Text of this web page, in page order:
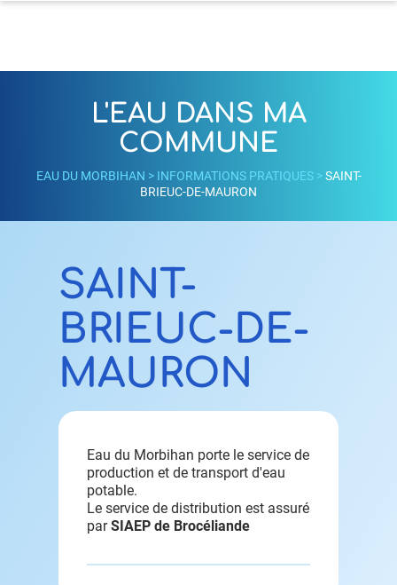
L'EAU DANS MA
COMMUNE
EAU DU MORBIHAN > INFORMATIONS PRATIQUES> SAINT-
BRIEUC-DE-MAURON
SAINT-
BRIEUC-DE-
MAURON
Eau du Morbihan porte le service de
production et de transport d'eau
potable.
Le service de distribution est assuré
parSIAEP de Brocéliande